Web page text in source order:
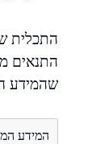
התכלית
התנאים
שהמידע
המידע